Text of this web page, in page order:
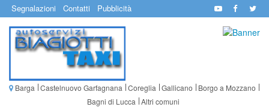
Segnalazioni Contatti Pubblicità
Barga Castelnuovo Garfagnana Coreglia Gallicano
Borgo a Mozzano
Bagni di Lucca Altri comuni